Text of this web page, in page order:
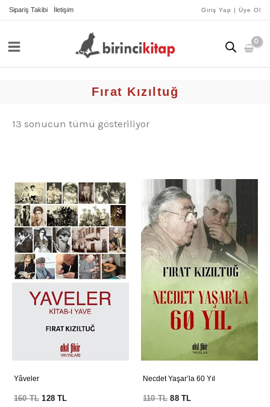
İçeriğe
Sipariş Takibi İletişim Giriş Yap | Üye Ol
Fırat Kızıltuğ
13 sonucun tümü gösteriliyor
göre
Yâveler
160TL 128TL
Necdet Yaşar’la 60 Yıl
110TL 88TL